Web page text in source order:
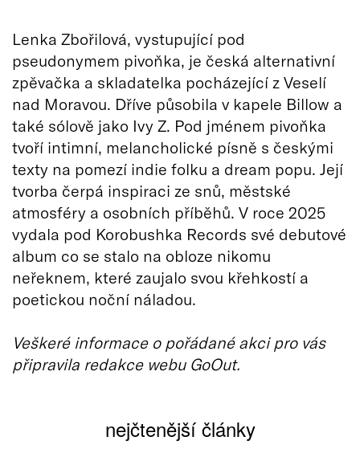
Lenka Zbořilová, vystupující pod
pseudonymem pivoňka, je česká alternativní
zpěvačka a skladatelka pocházející z Veselí
nad Moravou. Dříve působila v kapele Billow a
také sólově jako Ivy Z. Pod jménem pivoňka
tvoří intimní, melancholické písně s českými
texty na pomezí indie folku a dream popu. Její
tvorba čerpá inspiraci ze snů, městské
atmosféry a osobních příběhů. V roce 2025
vydala pod Korobushka Records své debutové
album co se stalo na obloze nikomu
neřeknem, které zaujalo svou křehkostí a
poetickou noční náladou.
Veškeré informace o pořádané akci pro vás
připravila redakce webu GoOut.
nejčtenější články